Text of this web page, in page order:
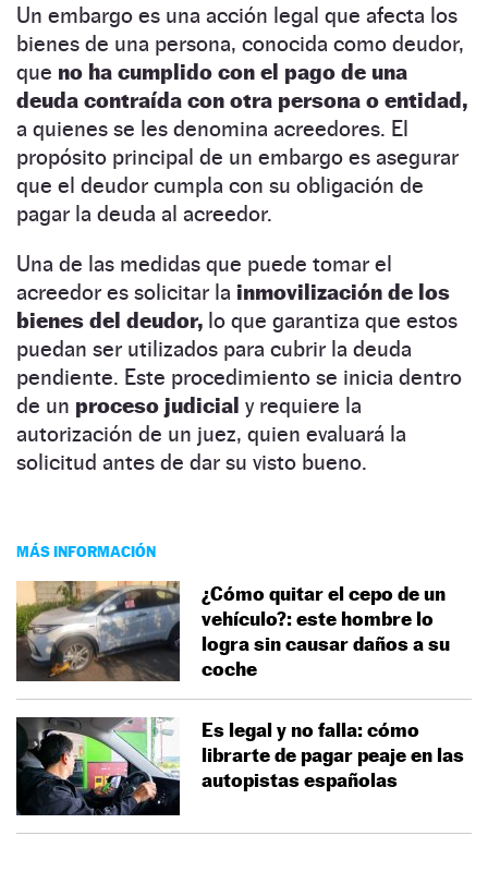
Un embargo es una acción legal que afecta los
bienes de una persona, conocida como deudor,
que no ha cumplido con el pago de una
deuda contraída con otra persona o entidad,
a quienes se les denomina acreedores. El
propósito principal de un embargo es asegurar
que el deudor cumpla con su obligación de
pagar la deuda al acreedor.
Una de las medidas que puede tomar el
acreedor es solicitar la inmovilización de los
bienes del deudor, lo que garantiza que estos
puedan ser utilizados para cubrir la deuda
pendiente. Este procedimiento se inicia dentro
de un proceso judicial y requiere la
autorización de un juez, quien evaluará la
solicitud antes de dar su visto bueno.
MÁS INFORMACIÓN
¿Cómo quitar el cepo de un
vehículo?: este hombre lo
logra sin causar daños a su
coche
Es legal y no falla: cómo
librarte de pagar peaje en las
autopistas españolas